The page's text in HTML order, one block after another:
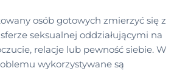
osób gotowych zmierzyć się z
seksualnej oddziałującymi na
relacje lub pewność siebie. W
wykorzystywane są